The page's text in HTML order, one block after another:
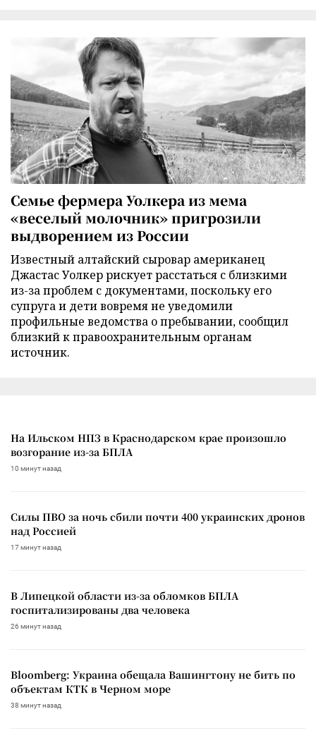
Семье фермера Уолкера из мема
«веселый молочник» пригрозили
выдворением из России
Известный алтайский сыровар американец
Джастас Уолкер рискует расстаться с близкими
из-за проблем с документами, поскольку его
супруга и дети вовремя не уведомили
профильные ведомства о пребывании, сообщил
близкий к правоохранительным органам
источник.
На Ильском НПЗ в Краснодарском крае произошло
возгорание из-за БПЛА
10 минут назад
Силы ПВО за ночь сбили почти 400 украинских дронов
над Россией
17 минут назад
В Липецкой области из-за обломков БПЛА
госпитализированы два человека
26 минут назад
Bloomberg: Украина обещала Вашингтону не бить по
объектам КТК в Черном море
38 минут назад